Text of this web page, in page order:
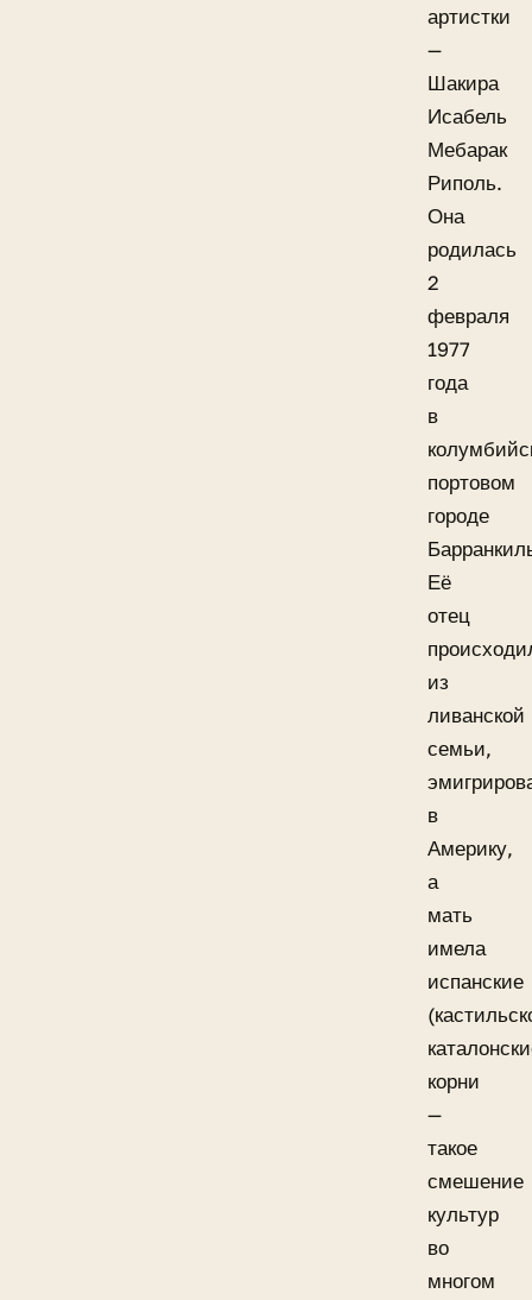
артистки
—
Шакира
Исабель
Мебарак
Риполь.
Она
родилась
2
февраля
1977
года
в
портовом
городе
Её
отец
из
ливанской
семьи,
в
Америку,
а
мать
имела
испанские
корни
—
такое
смешение
культур
во
многом